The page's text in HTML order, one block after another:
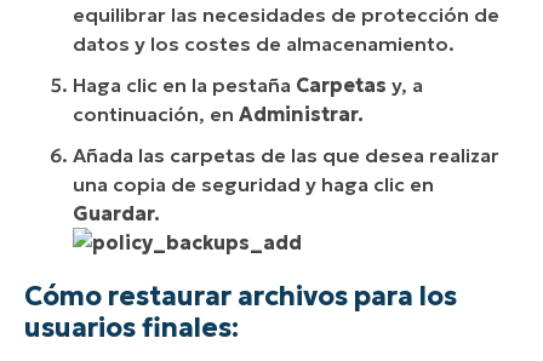
equilibrar las necesidades de protección de
datos y los costes de almacenamiento.
Haga clic en la pestaña Carpetas y, a
continuación, en Administrar.
Añada las carpetas de las que desea realizar
una copia de seguridad y haga clic en
Guardar.
Cómo restaurar archivos para los
usuarios finales: